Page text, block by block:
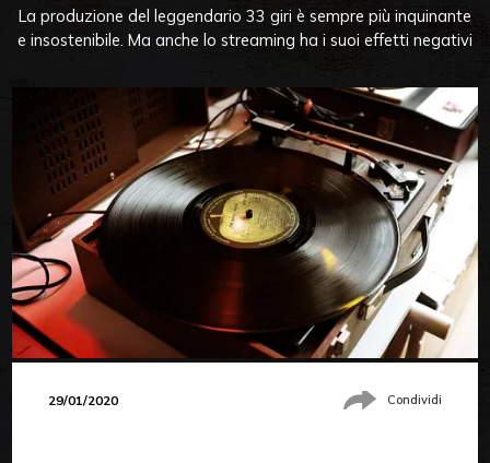
La produzione del leggendario 33 giri è sempre più inquinante
e insostenibile. Ma anche lo streaming ha i suoi effetti negativi
29/01/2020 Condividi